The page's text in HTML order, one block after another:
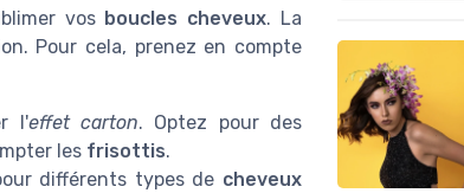
vos boucles cheveux. La
Pour cela, prenez en compte
l'effet carton. Optez pour des
les frisottis.
différents types de cheveux